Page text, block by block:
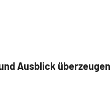
Ausblick überzeugen